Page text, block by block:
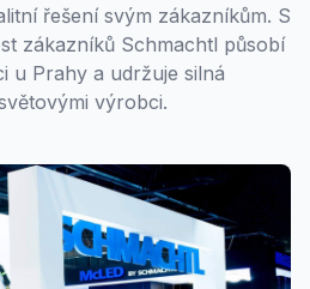
řešení svým zákazníkům. S
zákazníků Schmachtl působí
u Prahy a udržuje silná
výrobci.